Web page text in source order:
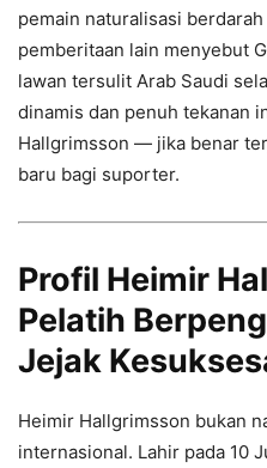
pemain naturalisasi
pemberitaan lain menyebut
lawan tersulit Arab Saudi
dinamis dan penuh tekanan
Hallgrimsson — jika benar
baru bagi suporter.
Profil Heimir
Pelatih
Jejak
Heimir Hallgrimsson bukan
internasional. Lahir pada 10